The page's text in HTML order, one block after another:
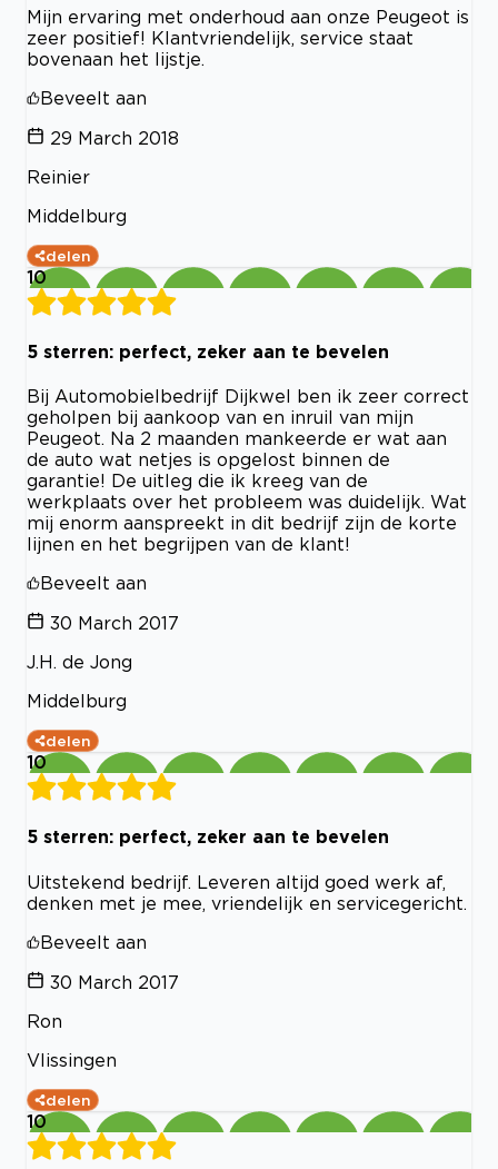
Mijn ervaring met onderhoud aan onze Peugeot is
zeer positief! Klantvriendelijk, service staat
bovenaan het lijstje.
Beveelt aan
29 March 2018
Reinier
Middelburg
delen
10
5 sterren: perfect, zeker aan te bevelen
Bij Automobielbedrijf Dijkwel ben ik zeer correct
geholpen bij aankoop van en inruil van mijn
Peugeot. Na 2 maanden mankeerde er wat aan
de auto wat netjes is opgelost binnen de
garantie! De uitleg die ik kreeg van de
werkplaats over het probleem was duidelijk. Wat
mij enorm aanspreekt in dit bedrijf zijn de korte
lijnen en het begrijpen van de klant!
Beveelt aan
30 March 2017
J.H. de Jong
Middelburg
delen
10
5 sterren: perfect, zeker aan te bevelen
Uitstekend bedrijf. Leveren altijd goed werk af,
denken met je mee, vriendelijk en servicegericht.
Beveelt aan
30 March 2017
Ron
Vlissingen
delen
10